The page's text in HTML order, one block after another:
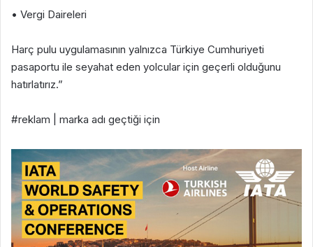
• Vergi Daireleri
Harç pulu uygulamasının yalnızca Türkiye Cumhuriyeti
pasaportu ile seyahat eden yolcular için geçerli olduğunu
hatırlatırız.”
#reklam | marka adı geçtiği için